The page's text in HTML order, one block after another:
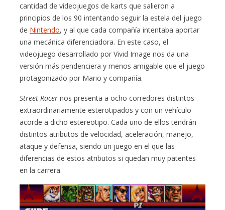
cantidad de videojuegos de karts que salieron a
principios de los 90 intentando seguir la estela del juego
de Nintendo, y al que cada compañía intentaba aportar
una mecánica diferenciadora. En este caso, el
videojuego desarrollado por Vivid Image nos da una
versión más pendenciera y menos amigable que el juego
protagonizado por Mario y compañía.
Street Racer nos presenta a ocho corredores distintos
extraordinariamente esterotipados y con un vehículo
acorde a dicho estereotipo. Cada uno de ellos tendrán
distintos atributos de velocidad, aceleración, manejo,
ataque y defensa, siendo un juego en el que las
diferencias de estos atributos si quedan muy patentes
en la carrera.